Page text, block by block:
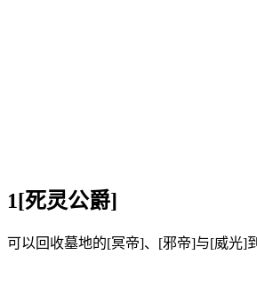
1[死灵公爵]
可以回收墓地的[冥帝]、[邪帝]与[威光]